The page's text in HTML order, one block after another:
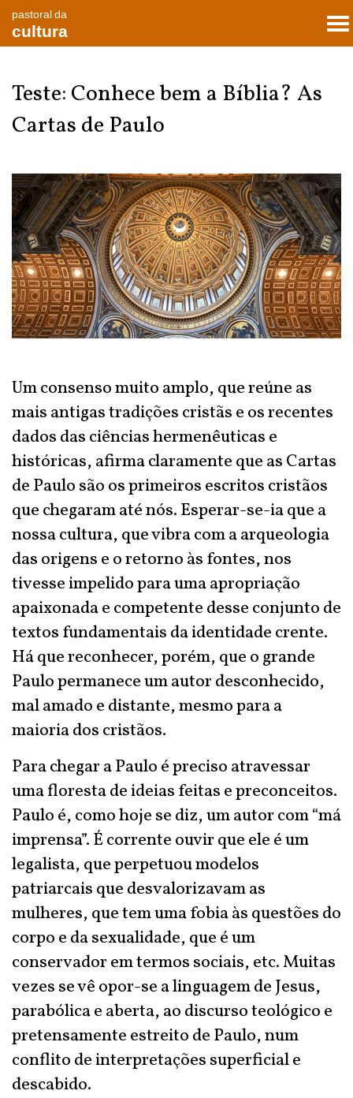
pastoral da
cultura
Teste: Conhece bem a Bíblia? As
Cartas de Paulo
Um consenso muito amplo, que reúne as
mais antigas tradições cristãs e os recentes
dados das ciências hermenêuticas e
históricas, afirma claramente que as Cartas
de Paulo são os primeiros escritos cristãos
que chegaram até nós. Esperar-se-ia que a
nossa cultura, que vibra com a arqueologia
das origens e o retorno às fontes, nos
tivesse impelido para uma apropriação
apaixonada e competente desse conjunto de
textos fundamentais da identidade crente.
Há que reconhecer, porém, que o grande
Paulo permanece um autor desconhecido,
mal amado e distante, mesmo para a
maioria dos cristãos.
Para chegar a Paulo é preciso atravessar
uma floresta de ideias feitas e preconceitos.
Paulo é, como hoje se diz, um autor com “má
imprensa”. É corrente ouvir que ele é um
legalista, que perpetuou modelos
patriarcais que desvalorizavam as
mulheres, que tem uma fobia às questões do
corpo e da sexualidade, que é um
conservador em termos sociais, etc. Muitas
vezes se vê opor-se a linguagem de Jesus,
parabólica e aberta, ao discurso teológico e
pretensamente estreito de Paulo, num
conflito de interpretações superficial e
descabido.